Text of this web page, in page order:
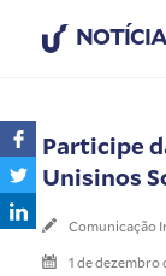
Participe
Unisinos
Comunicação
1 de dezembro